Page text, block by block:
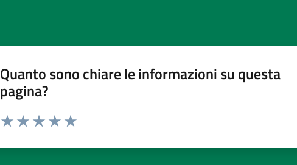
Quanto sono chiare le informazioni su questa
pagina?